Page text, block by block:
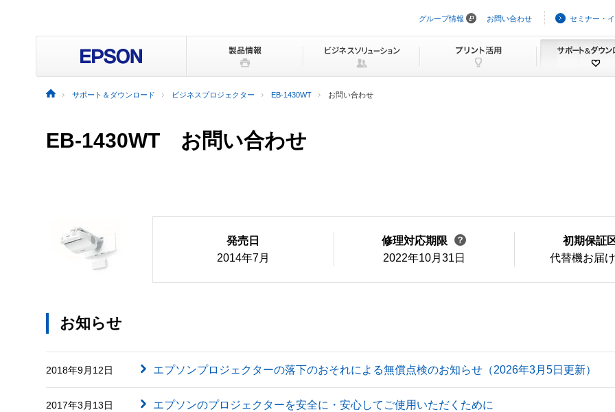
ビ
ョ
グループ情報 お問い合わせ セミナー・
サポート＆ダウンロード ビジネスプロジェクター EB-1430WT お問い合わせ
EB-1430WT お問い合わせ
発売日
2014年7月
修理対応期限
2022年10月31日
初期保証
代替機お届
お知らせ
2018年9月12日 エプソンプロジェクターの落下のおそれによる無償点検のお知らせ（2026年3月5日更新）
2017年3月13日 エプソンのプロジェクターを安全に・安心してご使用いただくために